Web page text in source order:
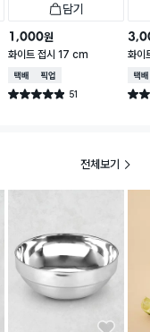
담기
1,000원
화이트 접시 17 cm
택배배송매장픽업
별점 4.9점 51
건 작성
화이
택배
별점
전체보기